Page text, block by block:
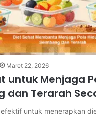
Maret 22, 2026
untuk Menjaga
dan Terarah
untuk menerapkan